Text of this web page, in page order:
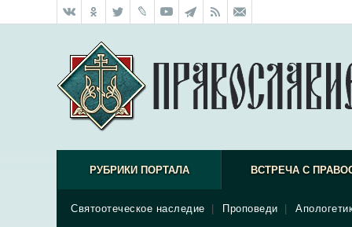
РУБРИКИ ПОРТАЛА ВСТРЕЧА С
Святоотеческое наследие Проповеди